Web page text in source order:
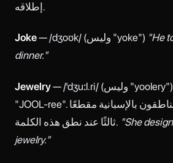
إطلاقه.
Joke — /dʒoʊk/ (وليس "yoke") "He
dinner."
Jewelry— /ˈdʒuːl.ri/ (وليس "yoolery") مقطعان فقط:
"JOOL-ree". وكثيرًا ما يضيف الناطقون بالإسبانية مقطعًا
ثالثًا عند نطق هذه الكلمة. "She
jewelry."